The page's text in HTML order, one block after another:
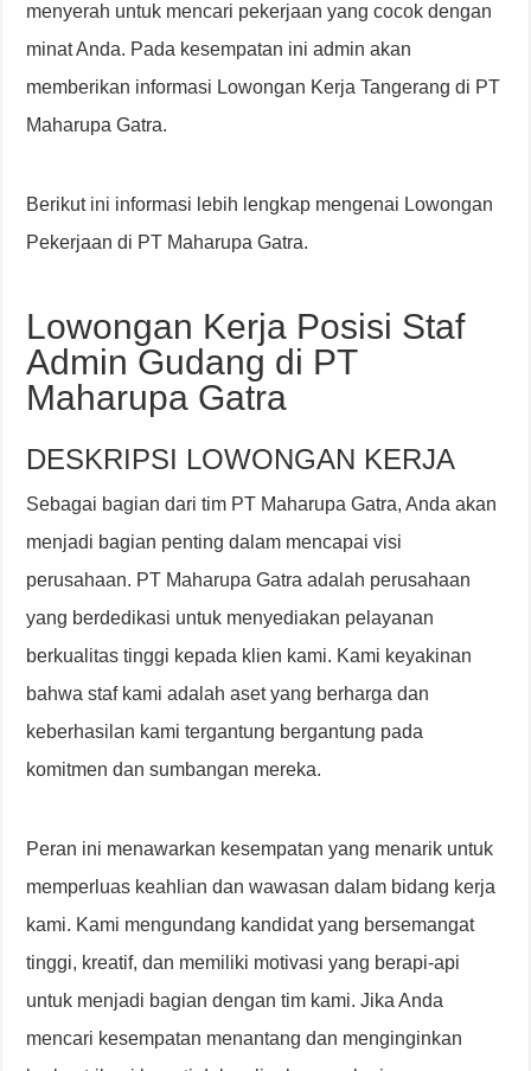
menyerah untuk mencari pekerjaan yang cocok dengan
minat Anda. Pada kesempatan ini admin akan
memberikan informasi Lowongan Kerja Tangerang di PT
Maharupa Gatra.
Berikut ini informasi lebih lengkap mengenai Lowongan
Pekerjaan di PT Maharupa Gatra.
Lowongan Kerja Posisi Staf
Admin Gudang di PT
Maharupa Gatra
DESKRIPSI LOWONGAN KERJA
Sebagai bagian dari tim PT Maharupa Gatra, Anda akan
menjadi bagian penting dalam mencapai visi
perusahaan. PT Maharupa Gatra adalah perusahaan
yang berdedikasi untuk menyediakan pelayanan
berkualitas tinggi kepada klien kami. Kami keyakinan
bahwa staf kami adalah aset yang berharga dan
keberhasilan kami tergantung bergantung pada
komitmen dan sumbangan mereka.
Peran ini menawarkan kesempatan yang menarik untuk
memperluas keahlian dan wawasan dalam bidang kerja
kami. Kami mengundang kandidat yang bersemangat
tinggi, kreatif, dan memiliki motivasi yang berapi-api
untuk menjadi bagian dengan tim kami. Jika Anda
mencari kesempatan menantang dan menginginkan